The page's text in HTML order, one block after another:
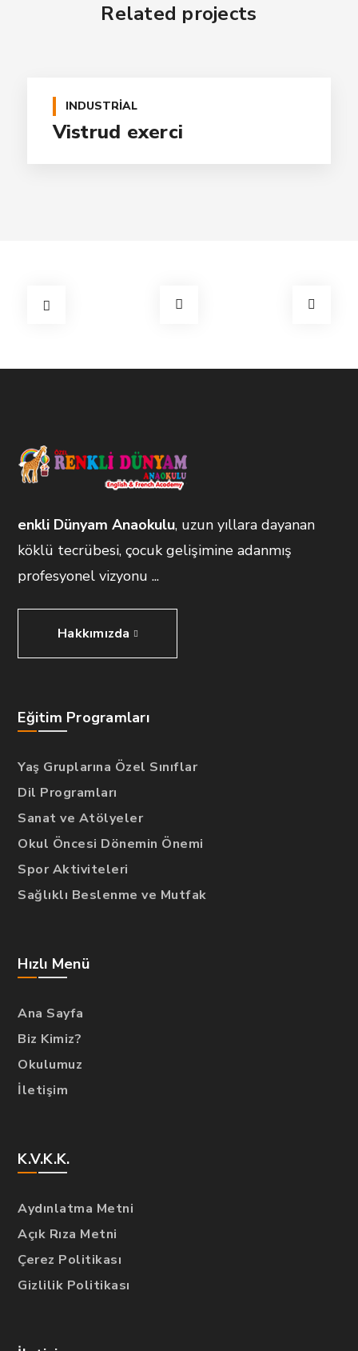
Related projects
INDUSTRIAL
Vistrud exerci
enkli Dünyam Anaokulu, uzun yıllara dayanan
köklü tecrübesi, çocuk gelişimine adanmış
profesyonel vizyonu ...
Hakkımızda
Eğitim Programları
Yaş Gruplarına Özel Sınıflar
Dil Programları
Sanat ve Atölyeler
Okul Öncesi Dönemin Önemi
Spor Aktiviteleri
Sağlıklı Beslenme ve Mutfak
Hızlı Menü
Ana Sayfa
Biz Kimiz?
Okulumuz
İletişim
K.V.K.K.
Aydınlatma Metni
Açık Rıza Metni
Çerez Politikası
Gizlilik Politikası